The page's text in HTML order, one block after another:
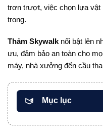
trơn trượt, việc chọn lựa vật
trọng.
Thảm Skywalk nổi bật lên
ưu, đảm bảo an toàn cho
máy, nhà xưởng đến cầu
Mục lục